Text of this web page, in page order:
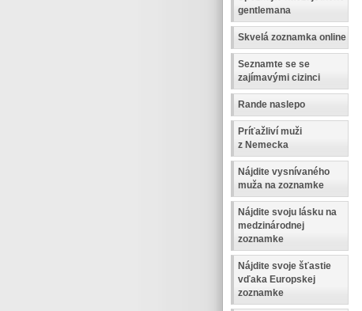
gentlemana
Skvelá zoznamka online
Seznamte se se
zajímavými cizinci
Rande naslepo
Príťažliví muži
z Nemecka
Nájdite vysnívaného
muža na zoznamke
Nájdite svoju lásku na
medzinárodnej
zoznamke
Nájdite svoje šťastie
vďaka Europskej
zoznamke